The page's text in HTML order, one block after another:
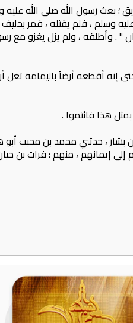
؛ بعث رسول الله صلى الله
وسلم ، فلم يقتله ، فمر
.‏ وأطلقه ، ولم يزل يغزو مع
أقطعه أرضاً باليمامة تغل
هذا فائتموا‏ .‏
بشار ، حدثني محمد بن محبب
إلى إيمانهم ، منهم‏ :‏ فرات بن